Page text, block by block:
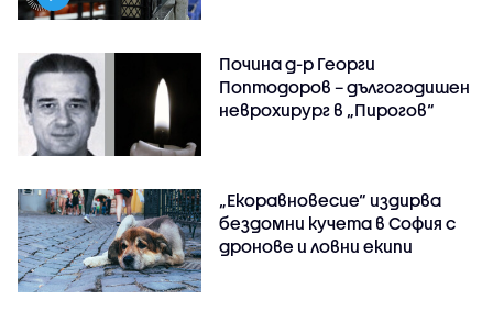
Почина д-р Георги
Поптодоров – дългогодишен
неврохирург в „Пирогов“
„Екоравновесие“ издирва
бездомни кучета в София с
дронове и ловни екипи